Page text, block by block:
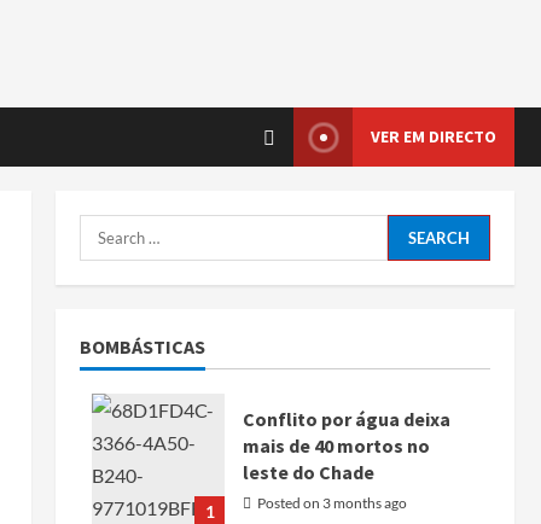
VER EM DIRECTO
BOMBÁSTICAS
1
Conflito por água deixa
mais de 40 mortos no
leste do Chade
Posted on 3 months ago